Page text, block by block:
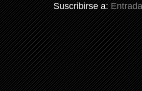
Suscribirse a: